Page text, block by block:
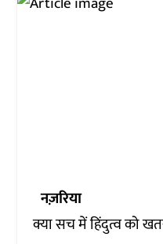
नज़रिया
क्या सच में हिंदुत्व को